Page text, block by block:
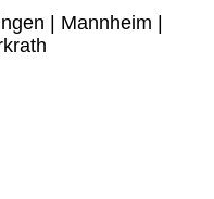
| Mannheim |